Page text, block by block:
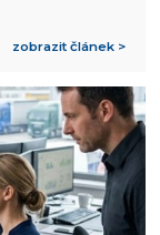
zobrazit článek >